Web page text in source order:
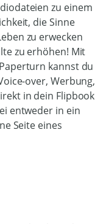
zu einem
die Sinne
zu erwecken
zu erhöhen! Mit
kannst du
over, Werbung,
in dein Flipbook
entweder in ein
Seite eines